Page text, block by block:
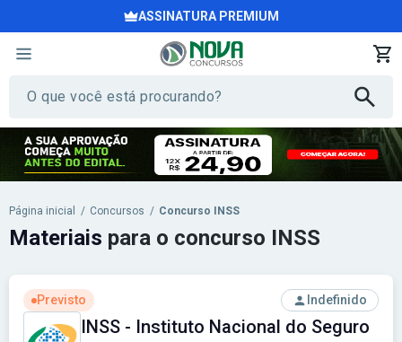
ASSINATURA PREMIUM
Página inicial / Concursos / Concurso INSS
Previsto Indefinido
INSS - Instituto Nacional do Seguro
Materiais para o concurso INSS